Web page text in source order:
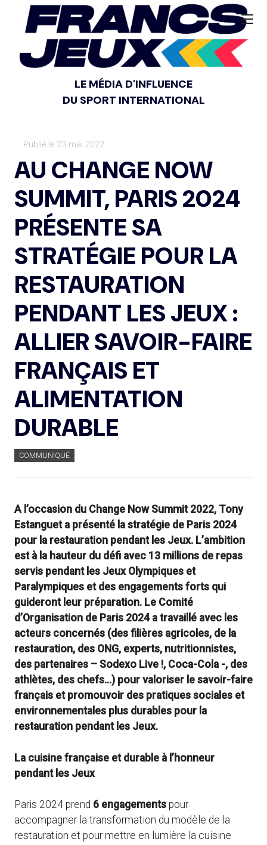
LE MÉDIA D'INFLUENCE
DU SPORT INTERNATIONAL
— Publié le 23 mai 2022
AU CHANGE NOW
SUMMIT, PARIS 2024
PRÉSENTE SA
STRATÉGIE POUR LA
RESTAURATION
PENDANT LES JEUX :
ALLIER SAVOIR-FAIRE
FRANÇAIS ET
ALIMENTATION
DURABLE
COMMUNIQUÉ
A l’occasion du Change Now Summit 2022, Tony
Estanguet a présenté la stratégie de Paris 2024
pour la restauration pendant les Jeux. L’ambition
est à la hauteur du défi avec 13 millions de repas
servis pendant les Jeux Olympiques et
Paralympiques et des engagements forts qui
guideront leur préparation. Le Comité
d’Organisation de Paris 2024 a travaillé avec les
acteurs concernés (des filières agricoles, de la
restauration, des ONG, experts, nutritionnistes,
des partenaires – Sodexo Live !, Coca-Cola -, des
athlètes, des chefs…) pour valoriser le savoir-faire
français et promouvoir des pratiques sociales et
environnementales plus durables pour la
restauration pendant les Jeux.
La cuisine française et durable à l’honneur
pendant les Jeux
Paris 2024 prend 6 engagements pour
accompagner la transformation du modèle de la
restauration et pour mettre en lumière la cuisine